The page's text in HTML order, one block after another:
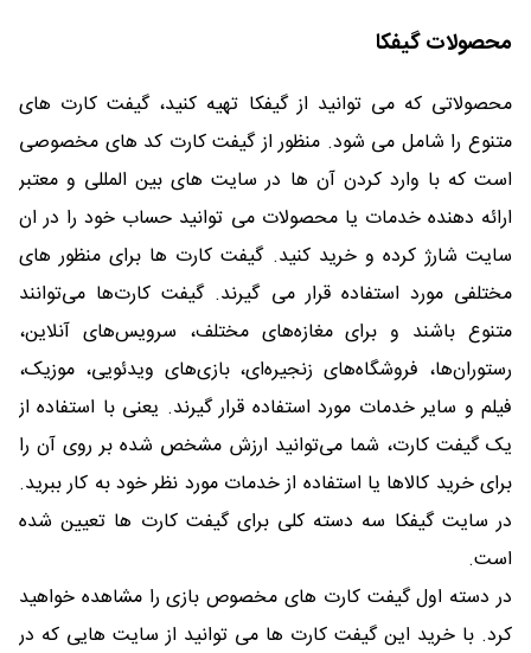
محصولات گیفکا
محصولاتی که می توانید از گیفکا تهیه کنید، گیفت کارت های
متنوع را شامل می شود. منظور از گیفت کارت کد های مخصوصی
است که با وارد کردن آن ها در سایت های بین المللی و معتبر
ارائه دهنده خدمات یا محصولات می توانید حساب خود را در ان
سایت شارژ کرده و خرید کنید. گیفت کارت ها برای منظور های
مختلفی مورد استفاده قرار می گیرند. گیفت کارت‌ها می‌توانند
متنوع باشند و برای مغازه‌های مختلف، سرویس‌های آنلاین،
رستوران‌ها، فروشگاه‌های زنجیره‌ای، بازی‌های ویدئویی، موزیک،
فیلم و سایر خدمات مورد استفاده قرار گیرند. یعنی با استفاده از
یک گیفت کارت، شما می‌توانید ارزش مشخص شده بر روی آن را
برای خرید کالاها یا استفاده از خدمات مورد نظر خود به کار ببرید.
در سایت گیفکا سه دسته کلی برای گیفت کارت ها تعیین شده
است.
در دسته اول گیفت کارت های مخصوص بازی را مشاهده خواهید
کرد. با خرید این گیفت کارت ها می توانید از سایت هایی که در